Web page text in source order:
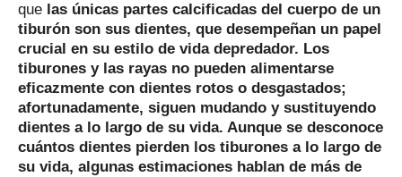
que las únicas partes calcificadas del cuerpo de un
tiburón son sus dientes, que desempeñan un papel
crucial en su estilo de vida depredador. Los
tiburones y las rayas no pueden alimentarse
eficazmente con dientes rotos o desgastados;
afortunadamente, siguen mudando y sustituyendo
dientes a lo largo de su vida. Aunque se desconoce
cuántos dientes pierden los tiburones a lo largo de
su vida, algunas estimaciones hablan de más de